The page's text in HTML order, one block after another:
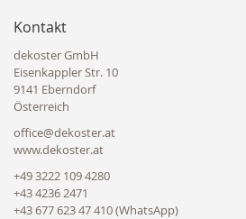
Kontakt
dekoster GmbH
Eisenkappler Str. 10
9141 Eberndorf
Österreich
office@dekoster.at
www.dekoster.at
+49 3222 109 4280
+43 4236 2471
+43 677 623 47 410 (WhatsApp)